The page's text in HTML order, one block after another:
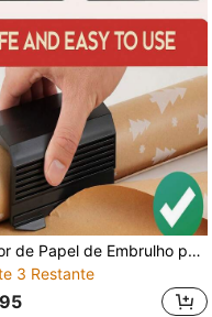
Cortador de Papel de Embrulho para Presentes de Feriado com Lâminas Substituíveis
3 Restante